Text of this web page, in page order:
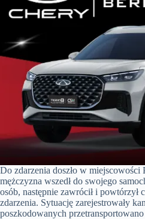
Do zdarzenia doszło w
mężczyzna wszedł do swojego
osób, następnie zawrócił i
zdarzenia. Sytuację zarejestrowały
poszkodowanych